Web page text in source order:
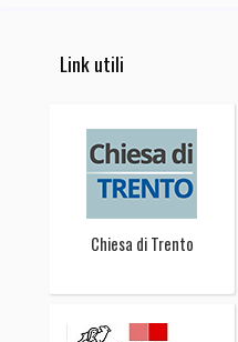
Link utili
Chiesa di Trento